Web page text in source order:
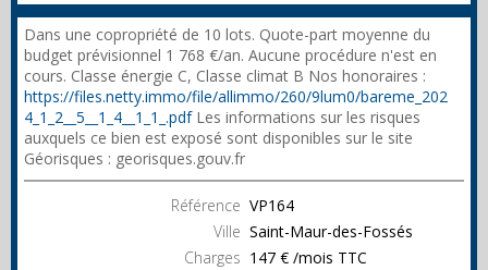
Dans une copropriété de 10 lots. Quote-part moyenne du
budget prévisionnel 1 768 €/an. Aucune procédure n'est en
cours. Classe énergie C, Classe climat B Nos honoraires :
https://files.netty.immo/file/allimmo/260/9lum0/bareme_202
4_1_2__5__1_4__1_1_.pdfLes informations sur les risques
auxquels ce bien est exposé sont disponibles sur le site
Géorisques : georisques.gouv.fr
Référence VP164
Ville Saint-Maur-des-Fossés
Charges 147 € /mois TTC